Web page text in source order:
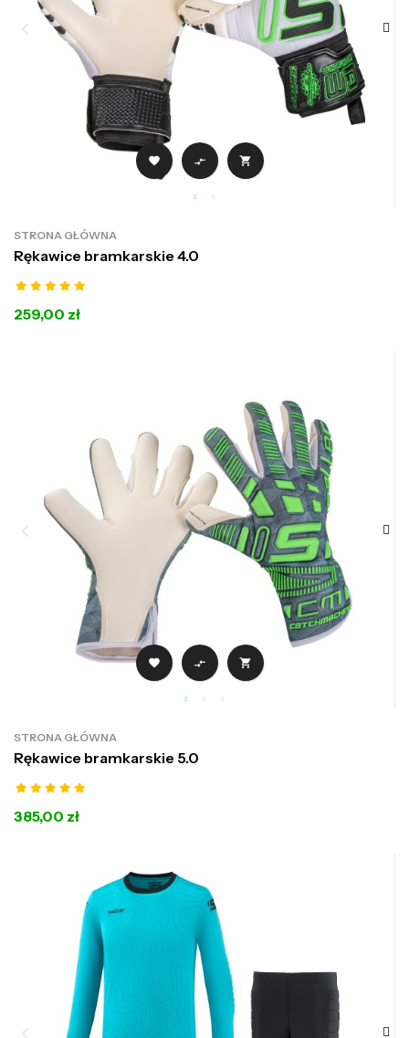
  
STRONA GŁÓWNA
Rękawice bramkarskie 4.0
259,00 zł
  
STRONA GŁÓWNA
Rękawice bramkarskie 5.0
385,00 zł